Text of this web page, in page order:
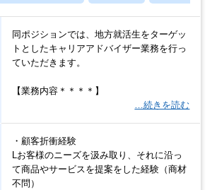
同ポジションでは、地方就活生をターゲッ
トとしたキャリアアドバイザー業務を行っ
ていただきます。
【業務内容＊＊＊＊】
…続きを読む
・顧客折衝経験
Lお客様のニーズを汲み取り、それに沿っ
て商品やサービスを提案をした経験（商材
不問）